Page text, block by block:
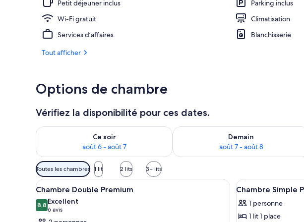
Petit déjeuner inclus
Parking inclus
Wi-Fi gratuit
Climatisation
Services d’affaires
Blanchisserie
Tout afficher
Options de chambre
Vérifiez la disponibilité pour ces dates.
Ce soir
août 6 - août 7
Vérifier la disponibilité pour ce soir août 6 - août 7
Demain
août 7 - août 8
Vérifier la disponibilité pour demain
Filtres
disponibles
pour
les
chambres
Toutes les chambres 1 lit 2 lits 3+ lits
Afficher
toutes
les
photos
Une chambre d’hôtel avec un lit, un canapé, un bureau et
6
Chambre Double Premium
8,88,8 sur 10
Excellent
6 avis
(6 avis)
Afficher
toutes
les
photos
4
Chambre Simple
1 personne
1 lit 1 place